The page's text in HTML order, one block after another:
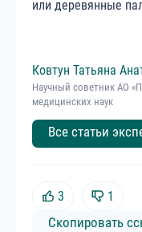
или деревянные
Ковтун Татьяна
Научный советник АО
медицинских наук
Все статьи
3 1
Скопировать